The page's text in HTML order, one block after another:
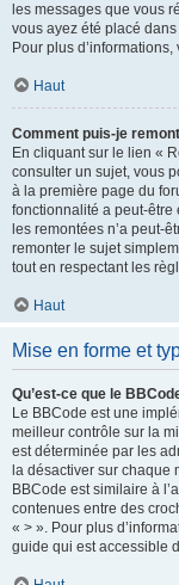
les messages que vous
vous ayez été placé
Pour plus
Haut
Comment puis-je
En cliquant sur le lien «
consulter un sujet, vous
à la première page du
fonctionnalité a peut-être
les remontées n’a peut-
remonter le sujet
tout en respectant les
Haut
Mise en forme et
Qu’est-ce que le
Le BBCode est une
meilleur contrôle sur la
est déterminée par les
la désactiver sur chaque
BBCode est similaire à
contenues entre des
« > ». Pour plus
guide qui est accessible